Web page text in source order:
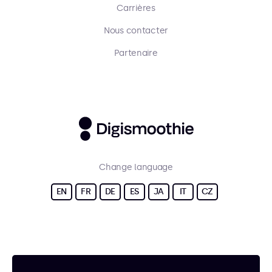
Carrières
Nous contacter
Partenaire
Change language
EN FR DE ES JA IT CZ